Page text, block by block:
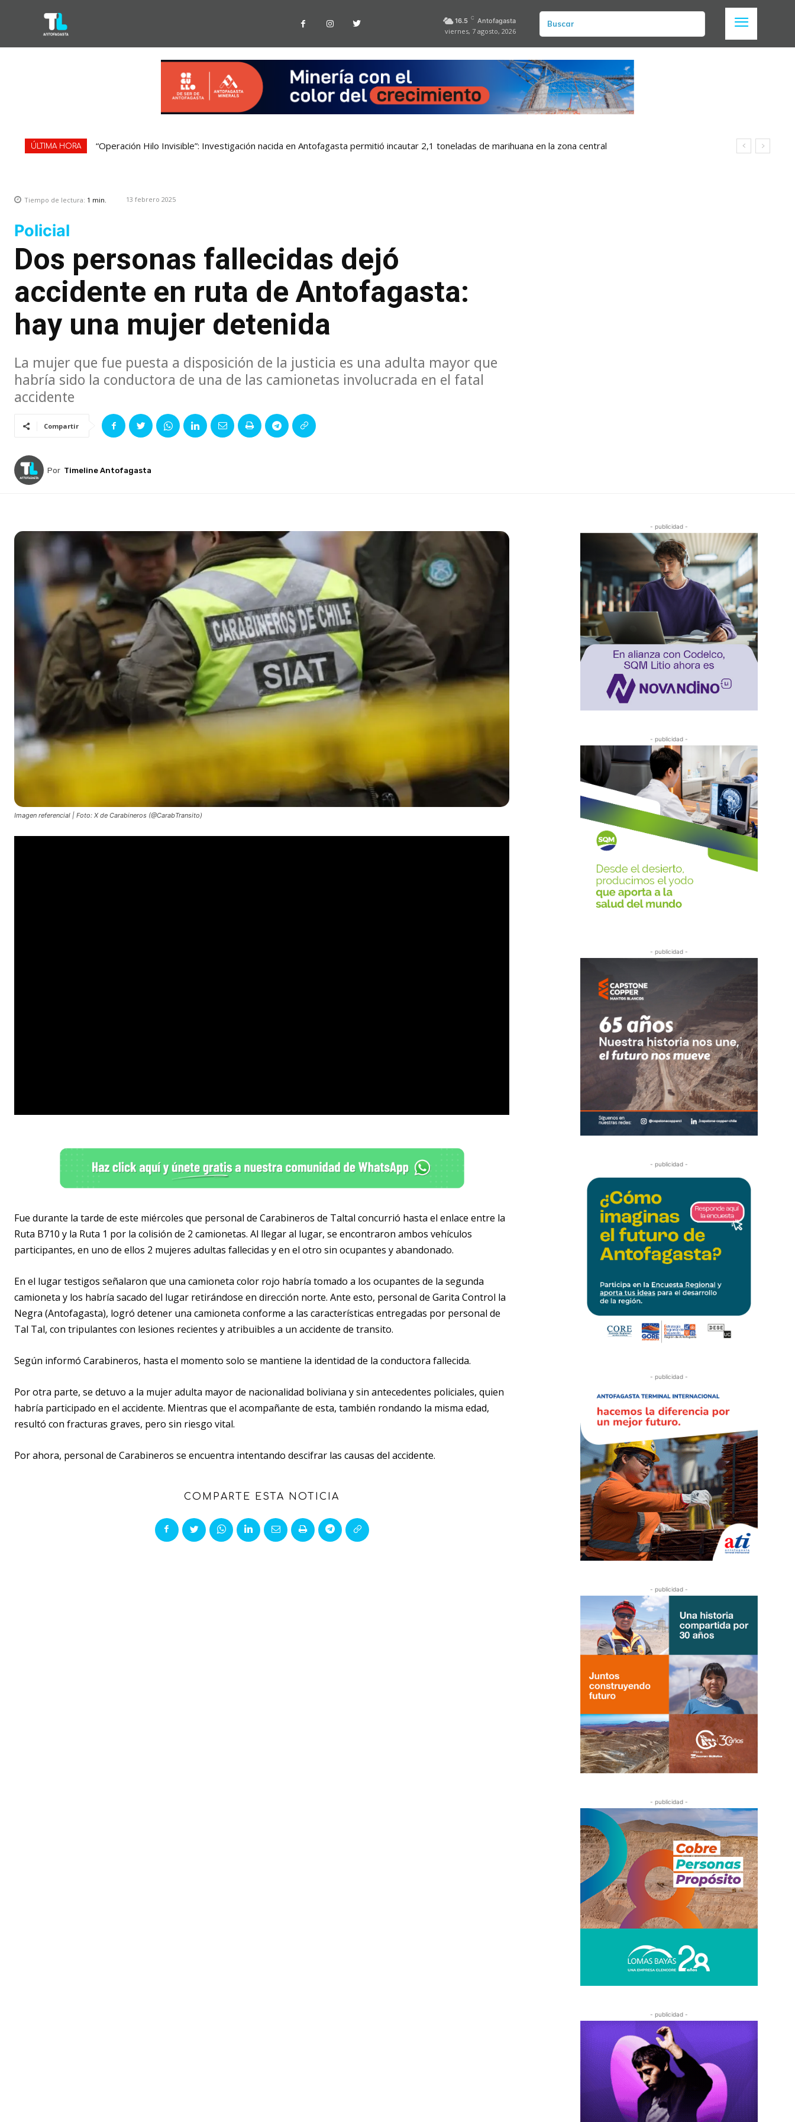
16.5 C Antofagasta
viernes, 7 agosto, 2026
Buscar
ÚLTIMA HORA “Operación Hilo Invisible”: Investigación nacida en Antofagasta permitió incautar 2,1 toneladas de marihuana en la zona central
Tiempo de lectura: 1 min. 13 febrero 2025
Policial
Dos personas fallecidas dejó
accidente en ruta de Antofagasta:
hay una mujer detenida
La mujer que fue puesta a disposición de la justicia es una adulta mayor que
habría sido la conductora de una de las camionetas involucrada en el fatal
accidente
Compartir
Por Timeline Antofagasta
Imagen referencial | Foto: X de Carabineros (@CarabTransito)
Fue durante la tarde de este miércoles que personal de Carabineros de Taltal concurrió hasta el enlace entre la
Ruta B710 y la Ruta 1 por la colisión de 2 camionetas. Al llegar al lugar, se encontraron ambos vehículos
participantes, en uno de ellos 2 mujeres adultas fallecidas y en el otro sin ocupantes y abandonado.
En el lugar testigos señalaron que una camioneta color rojo habría tomado a los ocupantes de la segunda
camioneta y los habría sacado del lugar retirándose en dirección norte. Ante esto, personal de Garita Control la
Negra (Antofagasta), logró detener una camioneta conforme a las características entregadas por personal de
Tal Tal, con tripulantes con lesiones recientes y atribuibles a un accidente de transito.
Según informó Carabineros, hasta el momento solo se mantiene la identidad de la conductora fallecida.
Por otra parte, se detuvo a la mujer adulta mayor de nacionalidad boliviana y sin antecedentes policiales, quien
habría participado en el accidente. Mientras que el acompañante de esta, también rondando la misma edad,
resultó con fracturas graves, pero sin riesgo vital.
Por ahora, personal de Carabineros se encuentra intentando descifrar las causas del accidente.
COMPARTE ESTA NOTICIA
- publicidad -
- publicidad -
- publicidad -
- publicidad -
- publicidad -
- publicidad -
- publicidad -
- publicidad -